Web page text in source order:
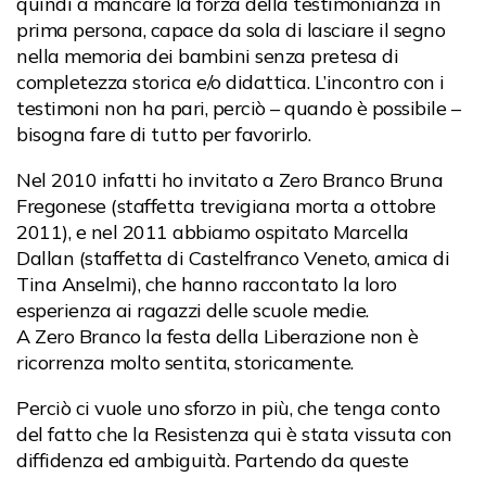
prima persona, capace da sola di lasciare il segno
nella memoria dei bambini senza pretesa di
completezza storica e/o didattica. L’incontro con i
testimoni non ha pari, perciò – quando è possibile –
bisogna fare di tutto per favorirlo.
Nel 2010 infatti ho invitato a Zero Branco Bruna
Fregonese (staffetta trevigiana morta a ottobre
2011), e nel 2011 abbiamo ospitato Marcella
Dallan (staffetta di Castelfranco Veneto, amica di
Tina Anselmi), che hanno raccontato la loro
esperienza ai ragazzi delle scuole medie.
A Zero Branco la festa della Liberazione non è
ricorrenza molto sentita, storicamente.
Perciò ci vuole uno sforzo in più, che tenga conto
del fatto che la Resistenza qui è stata vissuta con
diffidenza ed ambiguità. Partendo da queste